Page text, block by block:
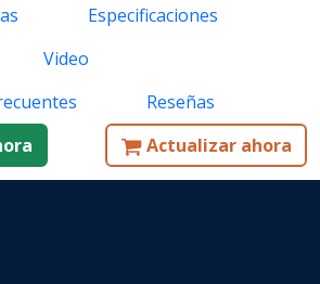
Especificaciones
Video
Reseñas
Actualizar ahora